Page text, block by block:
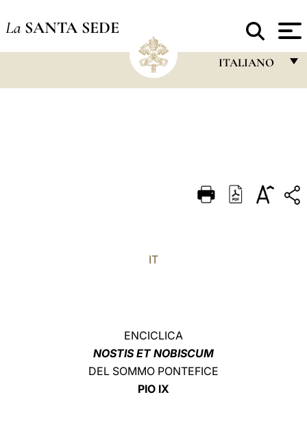
La SANTA SEDE
ITALIANO
FRANÇAIS
ESPAÑOL
IT
ENCICLICA
NOSTIS ET NOBISCUM
DEL SOMMO PONTEFICE
PIO IX